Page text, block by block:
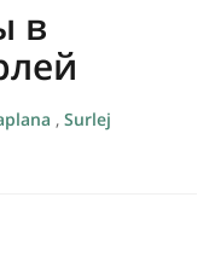
в
, Surlej